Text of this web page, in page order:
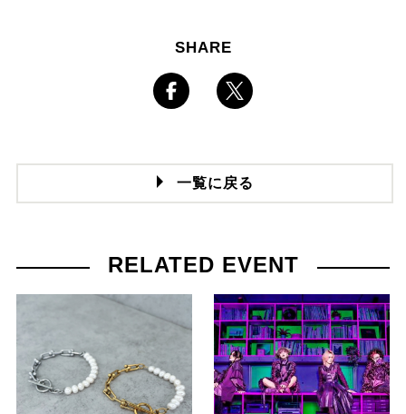
SHARE
一覧に戻る
RELATED EVENT